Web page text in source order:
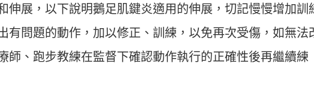
伸展，以下說明鵝足肌鍵炎適用的伸展，切記慢慢增加訓
有問題的動作，加以修正、訓練，以免再次受傷，如無法
師、跑步教練在監督下確認動作執行的正確性後再繼續練